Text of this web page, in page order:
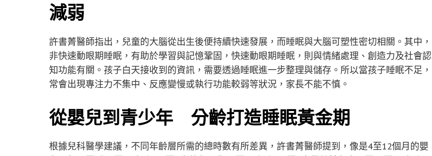
減弱
許書菁醫師指出，兒童的大腦從出生後便持續快速發展，而睡眠與大腦可塑性密切相關。其中，
非快速動眼期睡眠，有助於學習與記憶鞏固，快速動眼期睡眠，則與情緒處理、創造力及社會認
知功能有關。孩子白天接收到的資訊，需要透過睡眠進一步整理與儲存。所以當孩子睡眠不足，
常會出現專注力不集中、反應變慢或執行功能較弱等狀況，家長不能不慎。
從嬰兒到青少年 分齡打造睡眠黃金期
根據兒科醫學建議，不同年齡層所需的總時數有所差異，許書菁醫師提到，像是4至12個月的嬰